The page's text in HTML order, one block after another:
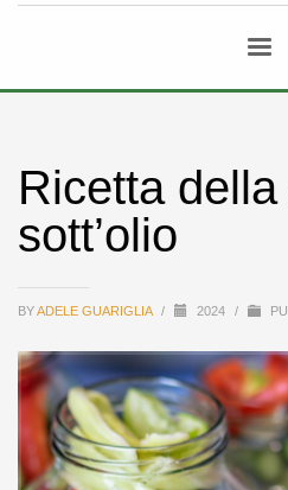
Ricetta
sott’olio
BYADELE GUARIGLIA / 2024 /